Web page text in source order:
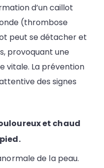
d’un caillot
(thrombose
peut se détacher et
provoquant une
vitale. La prévention
des signes
et chaud
de la peau.